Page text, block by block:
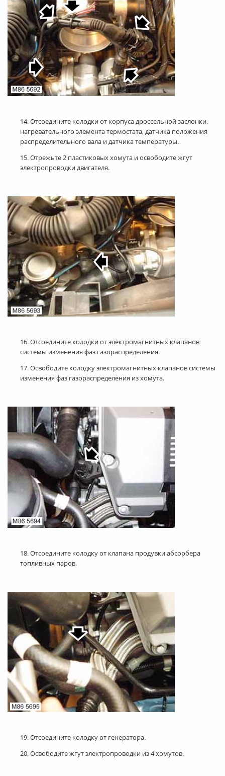
14. Отсоедините колодки от корпуса дроссельной заслонки,
нагревательного элемента термостата, датчика положения
распределительного вала и датчика температуры.
15. Отрежьте 2 пластиковых хомута и освободите жгут
электропроводки двигателя.
16. Отсоедините колодки от электромагнитных клапанов
системы изменения фаз газораспределения.
17. Освободите колодку электромагнитных клапанов системы
изменения фаз газораспределения из хомута.
18. Отсоедините колодку от клапана продувки абсорбера
топливных паров.
19. Отсоедините колодку от генератора.
20. Освободите жгут электропроводки из 4 хомутов.